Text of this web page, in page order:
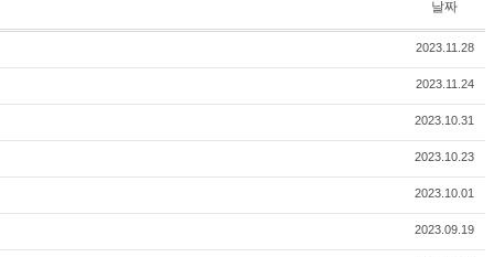
날짜
2023.11.28
2023.11.24
2023.10.31
2023.10.23
2023.10.01
2023.09.19